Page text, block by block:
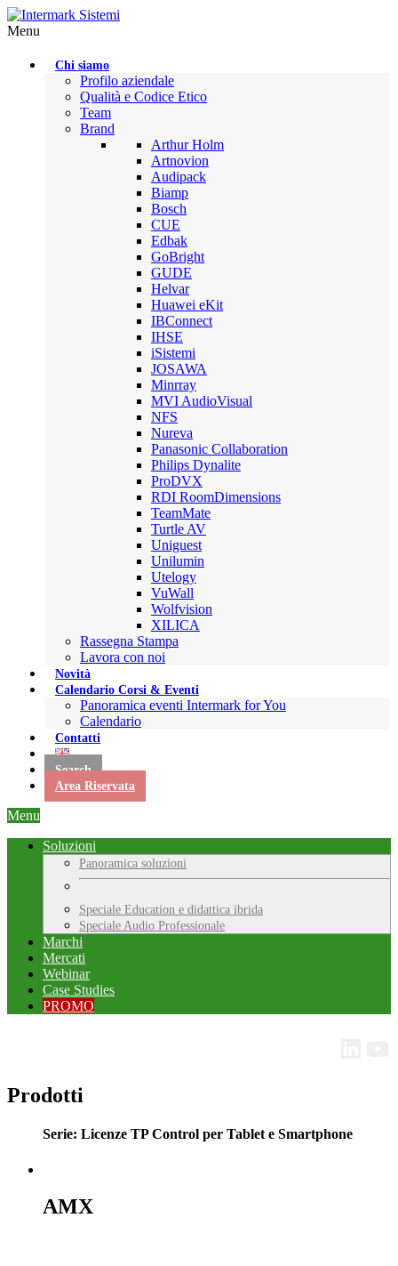
Menu
Chi siamo
Profilo aziendale
Qualità e Codice Etico
Team
Brand
Arthur Holm
Artnovion
Audipack
Biamp
Bosch
CUE
Edbak
GoBright
GUDE
Helvar
Huawei eKit
IBConnect
IHSE
iSistemi
JOSAWA
Minrray
MVI AudioVisual
NFS
Nureva
Panasonic Collaboration
Philips Dynalite
ProDVX
RDI RoomDimensions
TeamMate
Turtle AV
Uniguest
Unilumin
Utelogy
VuWall
Wolfvision
XILICA
Rassegna Stampa
Lavora con noi
Novità
Calendario Corsi & Eventi
Panoramica eventi Intermark for You
Calendario
Contatti
Search
Area Riservata
Menu
Soluzioni
Panoramica soluzioni
Speciale Education e didattica ibrida
Speciale Audio Professionale
Marchi
Mercati
Webinar
Case Studies
PROMO
Prodotti
Serie: Licenze TP Control per Tablet e Smartphone
AMX